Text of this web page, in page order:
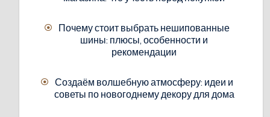
Почему стоит выбрать нешипованные
шины: плюсы, особенности и
рекомендации
Создаём волшебную атмосферу: идеи и
советы по новогоднему декору для дома